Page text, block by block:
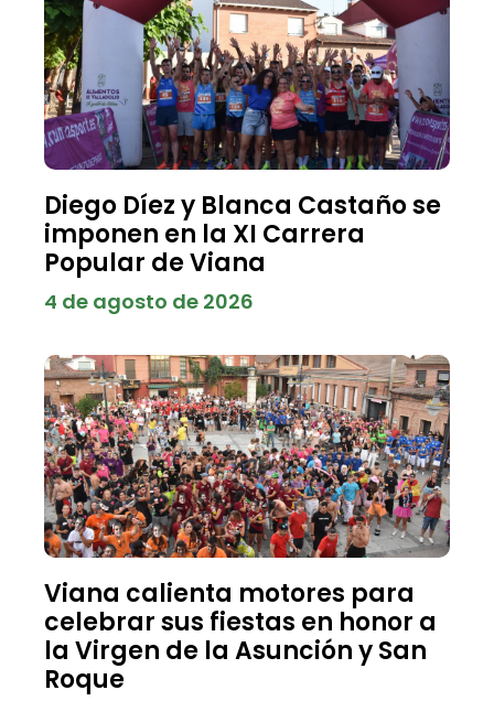
Diego Díez y Blanca Castaño se
imponen en la XI Carrera
Popular de Viana
4 de agosto de 2026
Viana calienta motores para
celebrar sus fiestas en honor a
la Virgen de la Asunción y San
Roque